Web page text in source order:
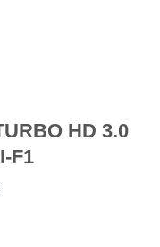
HD 3.0
F1